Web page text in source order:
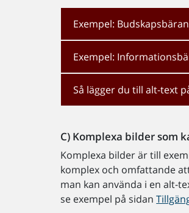
Exempel:
Exempel:
Så lägger du till alt-text
C) Komplexa bilder som
Komplexa bilder är till
komplex och omfattande
man kan använda i en alt-
se exempel på sidan